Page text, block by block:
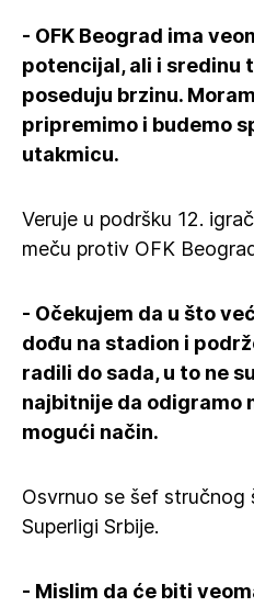
- OFK Beograd ima
potencijal, ali i sredinu
poseduju brzinu.
pripremimo i budemo
utakmicu.
Veruje u podršku 12.
meču protiv OFK
- Očekujem da u što
dođu na stadion i
radili do sada, u to ne
najbitnije da odigramo
mogući način.
Osvrnuo se šef stručnog
Superligi Srbije.
- Mislim da će biti